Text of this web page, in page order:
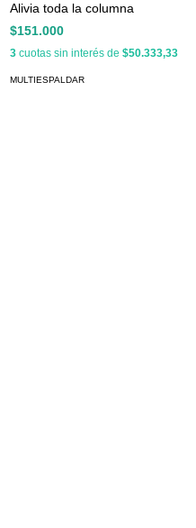
Alivia toda la columna
$151.000
3 cuotas sin interés de $50.333,33
MULTIESPALDAR